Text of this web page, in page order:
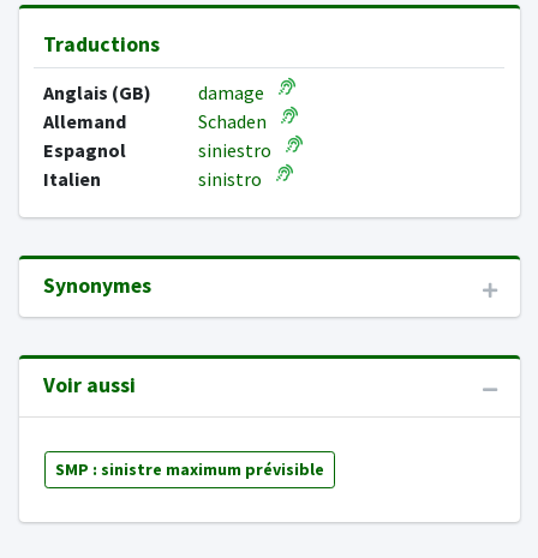
Traductions
Anglais (GB)
damage
Allemand
Schaden
Espagnol
siniestro
Italien
sinistro
Synonymes
Voir aussi
SMP : sinistre maximum prévisible